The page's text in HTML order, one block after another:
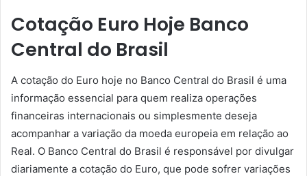
Cotação Euro Hoje Banco
Central do Brasil
A cotação do Euro hoje no Banco Central do Brasil é uma
informação essencial para quem realiza operações
financeiras internacionais ou simplesmente deseja
acompanhar a variação da moeda europeia em relação ao
Real. O Banco Central do Brasil é responsável por divulgar
diariamente a cotação do Euro, que pode sofrer variações